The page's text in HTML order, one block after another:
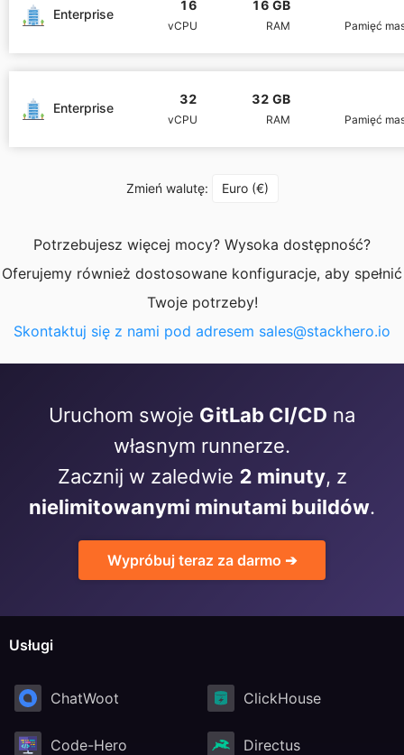
PostgreSQL
Ruby
TimescaleDB
Enterprise
16
vCPU
16 GB
RAM Pamięć
Enterprise
32
vCPU
32 GB
RAM Pamięć
Zmień walutę: Euro (€)
Potrzebujesz więcej mocy? Wysoka dostępność?
Oferujemy również dostosowane konfiguracje, aby spełnić
Twoje potrzeby!
Skontaktuj się z nami pod adresem sales@stackhero.io
Uruchom swoje GitLab CI/CD na
własnym runnerze.
Zacznij w zaledwie 2 minuty, z
nielimitowanymi minutami buildów.
Wypróbuj teraz za darmo ➔
Usługi
ChatWoot ClickHouse
Code-Hero Directus